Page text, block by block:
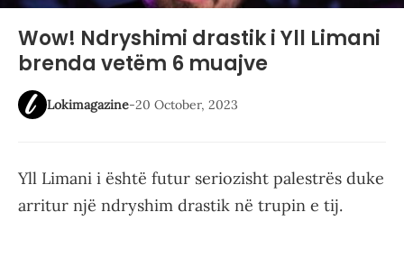
Wow! Ndryshimi drastik i Yll Limani
brenda vetëm 6 muajve
Lokimagazine-20 October, 2023
Yll Limani i është futur seriozisht palestrës duke
arritur një ndryshim drastik në trupin e tij.